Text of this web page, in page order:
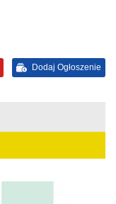
Dodaj Ogłoszenie